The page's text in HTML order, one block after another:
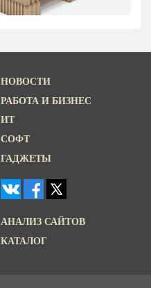
НОВОСТИ
РАБОТА И БИЗНЕС
ИТ
СОФТ
ГАДЖЕТЫ
АНАЛИЗ САЙТОВ
КАТАЛОГ